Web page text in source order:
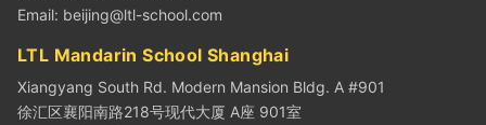
Email: beijing@ltl-school.com
LTL Mandarin School Shanghai
Xiangyang South Rd. Modern Mansion Bldg. A #901
徐汇区襄阳南路218号现代大厦 A座 901室